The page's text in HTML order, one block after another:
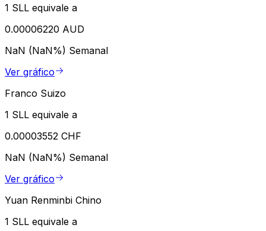
1 SLL equivale a
0.00006220 AUD
NaN (NaN%) Semanal
Ver gráfico
Franco Suizo
1 SLL equivale a
0.00003552 CHF
NaN (NaN%) Semanal
Ver gráfico
Yuan Renminbi Chino
1 SLL equivale a